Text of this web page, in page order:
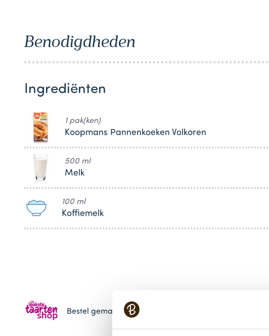
Benodigdheden
Ingrediënten
1 pak(ken)
Koopmans Pannenkoeken Volkoren
500 ml
Melk
100 ml
Koffiemelk
Bestel gemakkelijk en snel je bakproducten bij ons zusje